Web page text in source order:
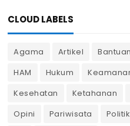
CLOUD LABELS
Agama Artikel Bantuan
HAM
Hukum
Kesehatan
Ketahanan
Opini
Pariwisata Politik